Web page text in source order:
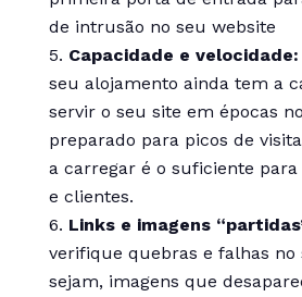
de intrusão no seu website
Capacidade e velocidade:
seu alojamento ainda tem a
servir o seu site em épocas
preparado para picos de
a carregar é o suficiente
e clientes.
Links e imagens
verifique quebras e falhas no
sejam, imagens que